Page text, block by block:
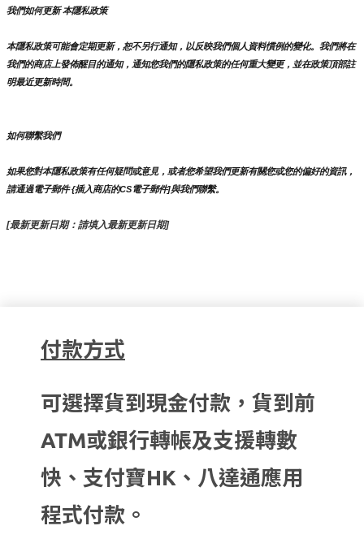
我們如何更新 本隱私政策
本隱私政策可能會定期更新，恕不另行通知，以反映我們個人資料慣例的變化。我們將在
我們的商店上發佈醒目的通知，通知您我們的隱私政策的任何重大變更，並在政策頂部註
明最近更新時間。
如何聯繫我們
如果您對本隱私政策有任何疑問或意見，或者您希望我們更新有關您或您的偏好的資訊，
請通過電子郵件 {插入商店的CS電子郵件]與我們聯繫。
[最新更新日期：請填入最新更新日期]
付款方式
可選擇貨到現金付款，貨到前
ATM或銀行轉帳及支援轉數
快、支付寶HK、八達通應用
程式付款。